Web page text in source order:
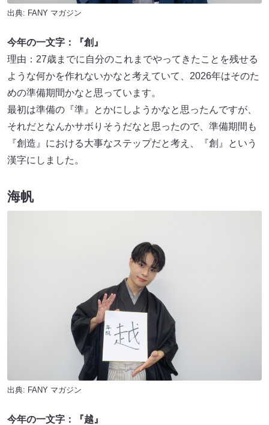
出典: FANY マガジン
今年の一文字：『創』
理由：27歳までに自分のこれまでやってきたことを残せる
ような何かを作れないかなと考えていて、2026年はそのた
めの準備期間かなと思っています。
最初は準備の『準』とかにしようかなと思ったんですが、
それだとなんかサボりそうだなと思ったので、準備期間も
『創造』における大事なステップだと考え、『創』という
漢字にしました。
海帆
出典: FANY マガジン
今年の一文字：『越』